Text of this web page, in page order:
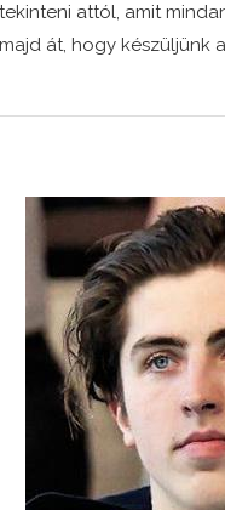
attól, amit
át, hogy készüljünk